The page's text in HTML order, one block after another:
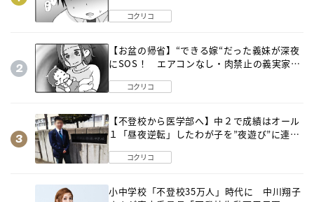
コクリコ
【お盆の帰省】“できる嫁“だった義妹が深夜
にSOS！ エアコンなし・肉禁止の義実家ル
コクリコ
【不登校から医学部へ】中２で成績はオール
１「昼夜逆転」したわが子を”夜遊び”に連れ
コクリコ
小中学校「不登校35万人」時代に 中川翔子